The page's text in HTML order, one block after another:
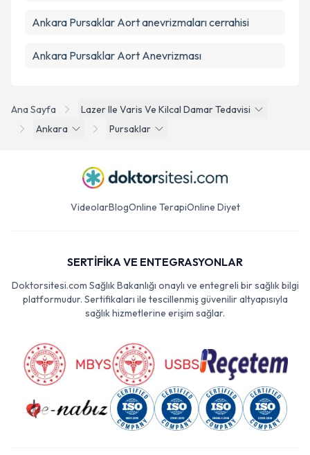
Ana Sayfa
Lazer Ile Varis Ve Kilcal Damar Tedavisi
Ankara
Pursaklar
Ankara Pursaklar Aort anevrizmaları cerrahisi
Ankara Pursaklar Aort Anevrizması
VideolarBlogOnline TerapiOnline Diyet
SERTİFİKA VE ENTEGRASYONLAR
Doktorsitesi.com Sağlık Bakanlığı onaylı ve entegreli bir sağlık bilgi
platformudur. Sertifikaları ile tescillenmiş güvenilir altyapısıyla
sağlık hizmetlerine erişim sağlar.